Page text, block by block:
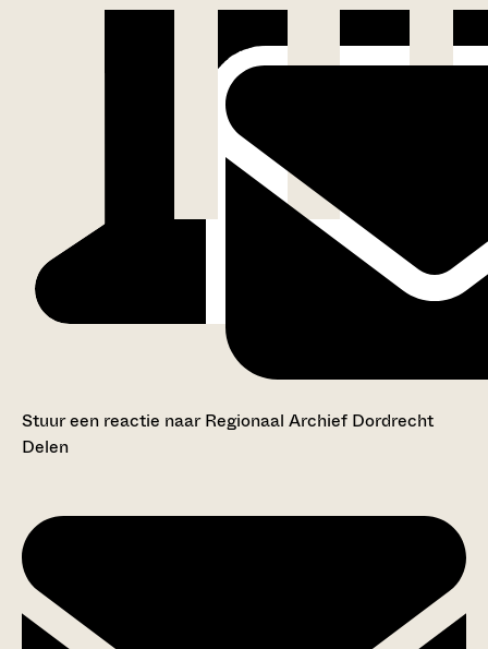
Stuur een reactie naar Regionaal Archief Dordrecht
Delen